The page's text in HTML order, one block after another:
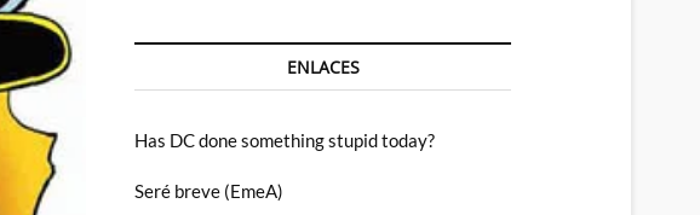
ENLACES
Has DC done something stupid today?
Seré breve (EmeA)